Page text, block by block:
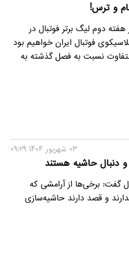
و ترس!
دوم لیگ برتر فوتبال در
فوتبال ایران خواهیم بود
نسبت به فصل گذشته به
دنبال حاشیه هستند
03 شهريور 1404 09:29
گفت: برخی‌ها از آرامشی که
و قصد دارند حاشیه‌سازی